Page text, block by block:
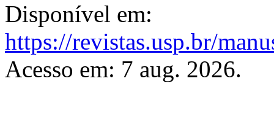
Disponível em:
https://revistas.usp.br/
Acesso em: 7 aug. 2026.